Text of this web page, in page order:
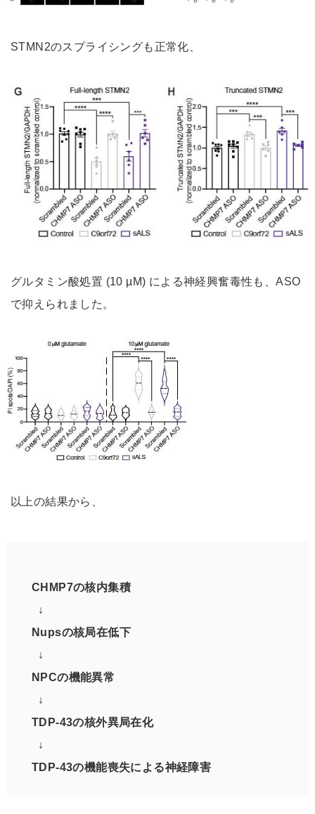
STMN2のスプライシングも正常化、
グルタミン酸処置 (10 µM) による神経興奮毒性も、ASO
で抑えられました。
以上の結果から、
CHMP7の核内集積
↓
Nupsの核局在低下
↓
NPCの機能異常
↓
TDP-43の核外異局在化
↓
TDP-43の機能喪失による神経障害